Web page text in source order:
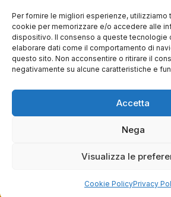
Per fornire le migliori esperienze, utilizziamo
cookie per memorizzare e/o accedere alle
dispositivo. Il consenso a queste tecnologie
elaborare dati come il comportamento di
questo sito. Non acconsentire o ritirare il
negativamente su alcune caratteristiche e
Accetta
Nega
Visualizza le
Cookie PolicyPrivacy
Commento del venditore
0 0
questa settimana